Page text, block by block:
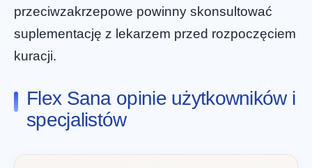
przeciwzakrzepowe powinny skonsultować
suplementację z lekarzem przed rozpoczęciem
kuracji.
Flex Sana opinie użytkowników i
specjalistów